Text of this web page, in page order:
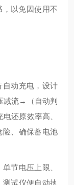
以免因使用不
自动充电，设计
减流→（自动判
还原效率高、
险、确保蓄电池
节电压上限、
试仪便自动执